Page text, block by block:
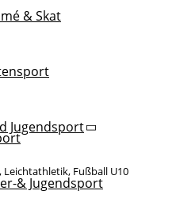
& Skat
Jugendsport
& Jugendsport
Fußball U10